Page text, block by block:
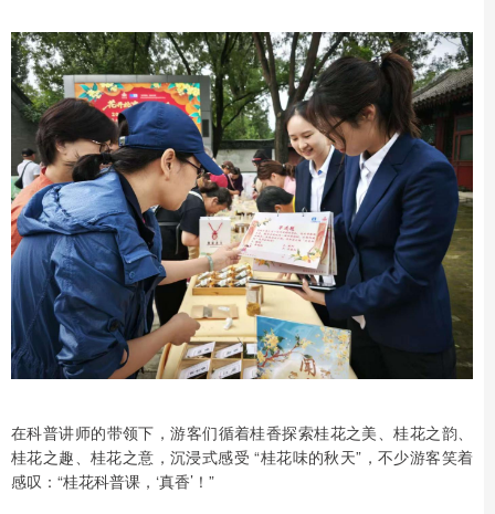
在科普讲师的带领下，游客们循着桂香探索桂花之美、桂花之韵、
桂花之趣、桂花之意，沉浸式感受 “桂花味的秋天”，不少游客笑着
感叹：“桂花科普课，‘真香’！”